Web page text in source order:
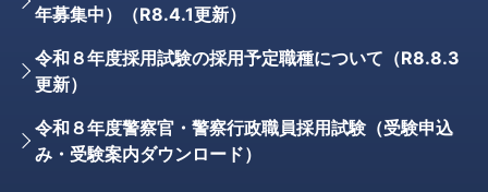
年募集中）（R8.4.1更新）
令和８年度採用試験の採用予定職種について（R8.8.3
更新）
令和８年度警察官・警察行政職員採用試験（受験申込
み・受験案内ダウンロード）